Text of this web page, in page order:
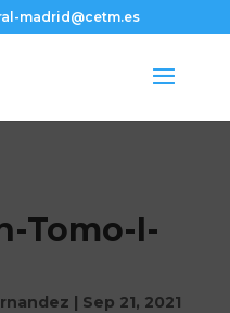
madrid@cetm.es
Tomo-I-
| Sep 21, 2021